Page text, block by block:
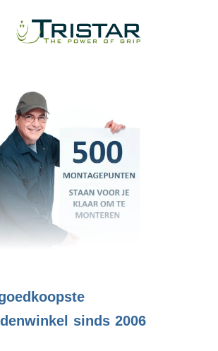
sinds 2006